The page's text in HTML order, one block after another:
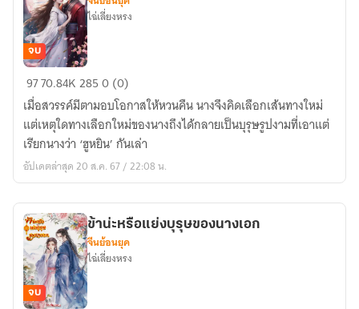
ร้าย
บุร
ษมา
ก
เล่ห์
เช่น
ท่าน
ใช่
สามี
ข้า
จบ
ไฉ่เลี่ยงหรง
9770.84K2850 (0)
เมื่อสวรรค์มีตามอบโอกาสให้หวนคืน นางจึงคิดเลือกเส้นทางใหม่
แต่เหตุใดทางเลือกใหม่ของนางถึงได้กลายเป็นบุรุษรูปงามที่เอาแต่
เรียกนางว่า ‘ฮูหยิน’ กันเล่า
อัปเดตล่าสุด 20 ส.ค. 67 / 22:08 น.
จบ
ข้าน่ะหรือแย่งบุรุษของนางเอก
จีนย้อนยุค
ไฉ่เลี่ยงหรง